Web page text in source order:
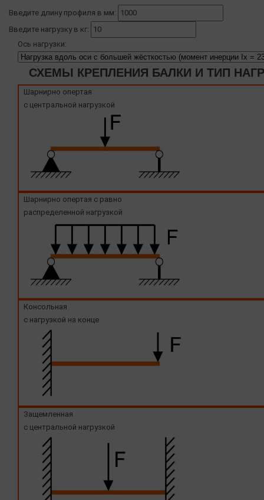
Введите длину профиля в мм:
Введите нагрузку в кг:
Ось нагрузки:
СХЕМЫ КРЕПЛЕНИЯ БАЛКИ И ТИП
Шарнирно опертая
с центральной нагрузкой
Шарнирно опертая с равно
распределенной нагрузкой
Консольная
с нагрузкой на конце
Защемленная
с центральной нагрузкой